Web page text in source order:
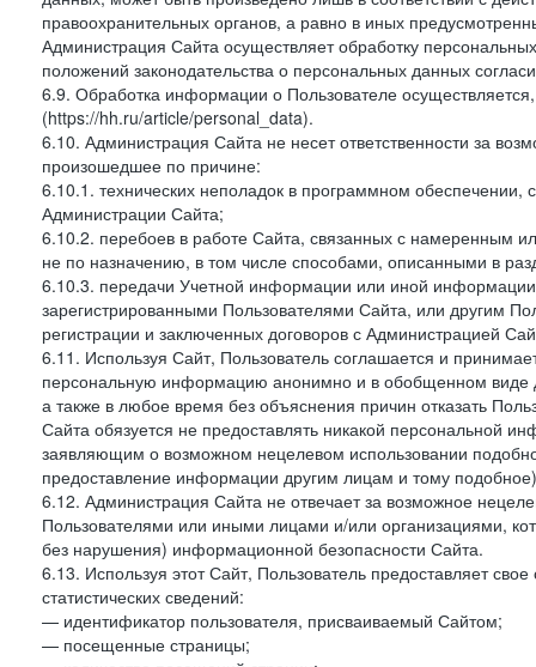
правоохранительных органов, а равно в иных
Администрация Сайта осуществляет обработку
положений законодательства о персональных данных
6.9. Обработка информации о Пользователе
(https://hh.ru/article/personal_data).
6.10. Администрация Сайта не несет ответственности за
произошедшее по причине:
6.10.1. технических неполадок в программном
Администрации Сайта;
6.10.2. перебоев в работе Сайта, связанных с намеренным
не по назначению, в том числе способами, описанными в
6.10.3. передачи Учетной информации или иной
зарегистрированными Пользователями Сайта, или другим
регистрации и заключенных договоров с Администрацией
6.11. Используя Сайт, Пользователь соглашается и
персональную информацию анонимно и в обобщенном виде
а также в любое время без объяснения причин отказать
Сайта обязуется не предоставлять никакой персональной
заявляющим о возможном нецелевом использовании
предоставление информации другим лицам и тому
6.12. Администрация Сайта не отвечает за возможное
Пользователями или иными лицами и/или организациями,
без нарушения) информационной безопасности Сайта.
6.13. Используя этот Сайт, Пользователь предоставляет
статистических сведений:
— идентификатор пользователя, присваиваемый Сайтом;
— посещенные страницы;